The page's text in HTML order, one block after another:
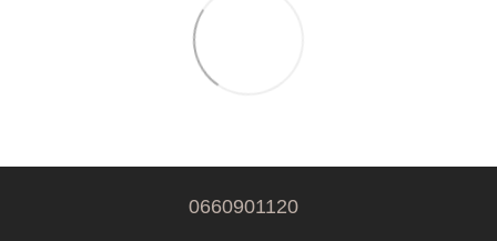
0660901120